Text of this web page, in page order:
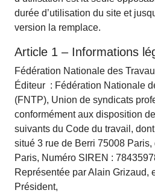
durée d’utilisation du site et
version la remplace.
Article 1 – Informations
Fédération Nationale des
Éditeur : Fédération Nationale
(FNTP), Union de syndicats
conformément aux disposition
suivants du Code du travail,
situé 3 rue de Berri 75008
Paris, Numéro SIREN :
Représentée par Alain Grizaud,
Président,